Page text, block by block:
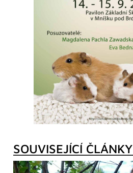
SOUVISEJÍCÍ ČLÁNKY